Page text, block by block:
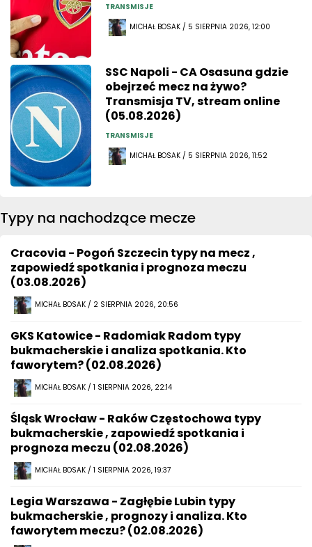
TRANSMISJE
MICHAŁ BOSAK / 5 SIERPNIA 2026, 12:00
SSC Napoli - CA Osasuna gdzie
obejrzeć mecz na żywo?
Transmisja TV, stream online
(05.08.2026)
TRANSMISJE
MICHAŁ BOSAK / 5 SIERPNIA 2026, 11:52
Typy na nachodzące mecze
Cracovia - Pogoń Szczecin typy na mecz ,
zapowiedź spotkania i prognoza meczu
(03.08.2026)
MICHAŁ BOSAK / 2 SIERPNIA 2026, 20:56
GKS Katowice - Radomiak Radom typy
bukmacherskie i analiza spotkania. Kto
faworytem? (02.08.2026)
MICHAŁ BOSAK / 1 SIERPNIA 2026, 22:14
Śląsk Wrocław - Raków Częstochowa typy
bukmacherskie , zapowiedź spotkania i
prognoza meczu (02.08.2026)
MICHAŁ BOSAK / 1 SIERPNIA 2026, 19:37
Legia Warszawa - Zagłębie Lubin typy
bukmacherskie , prognozy i analiza. Kto
faworytem meczu? (02.08.2026)